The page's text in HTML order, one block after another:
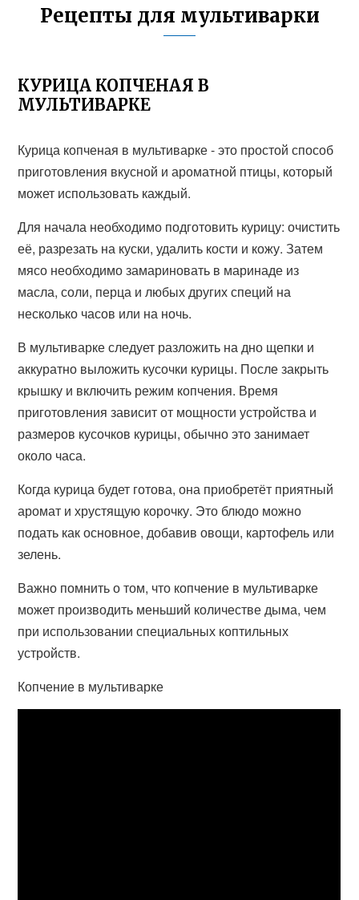
Рецепты для мультиварки
КУРИЦА КОПЧЕНАЯ В
МУЛЬТИВАРКЕ
Курица копченая в мультиварке - это простой способ
приготовления вкусной и ароматной птицы, который
может использовать каждый.
Для начала необходимо подготовить курицу: очистить
её, разрезать на куски, удалить кости и кожу. Затем
мясо необходимо замариновать в маринаде из
масла, соли, перца и любых других специй на
несколько часов или на ночь.
В мультиварке следует разложить на дно щепки и
аккуратно выложить кусочки курицы. После закрыть
крышку и включить режим копчения. Время
приготовления зависит от мощности устройства и
размеров кусочков курицы, обычно это занимает
около часа.
Когда курица будет готова, она приобретёт приятный
аромат и хрустящую корочку. Это блюдо можно
подать как основное, добавив овощи, картофель или
зелень.
Важно помнить о том, что копчение в мультиварке
может производить меньший количестве дыма, чем
при использовании специальных коптильных
устройств.
Копчение в мультиварке